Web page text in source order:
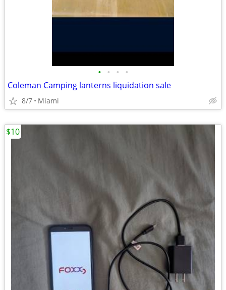
• • • •
Coleman Camping lanterns liquidation sale
8/7 Miami
$10